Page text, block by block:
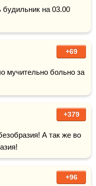
на 03.00
+69
мучительно больно за
+379
А так же во
+96